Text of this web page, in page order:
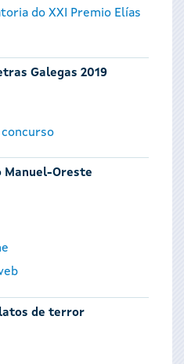
do XXI Premio Elías
Galegas 2019
Manuel-Oreste
de terror